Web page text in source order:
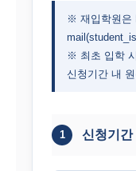
※ 재입학원은
※ 최초 입학
신청기간 내
1 신청기간